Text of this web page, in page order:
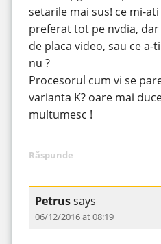
setarile mai sus! ce mi-
preferat tot pe nvdia,
de placa video, sau ce a-
nu ?
Procesorul cum vi se
varianta K? oare mai
multumesc !
Răspunde
Petrussays
06/12/2016 at 08:19